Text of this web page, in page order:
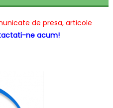
de presa, articole
ne acum!